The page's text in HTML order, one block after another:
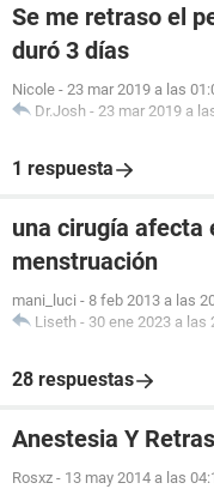
Se me retraso el
duró 3 días
Nicole - 23 mar 2019 a las
Dr.Josh - 23 mar 2019 a
1 respuesta
una cirugía afecta
menstruación
mani_luci - 8 feb 2013 a las
Liseth - 30 ene 2023 a las
28 respuestas
Anestesia Y
Rosxz - 13 may 2014 a las